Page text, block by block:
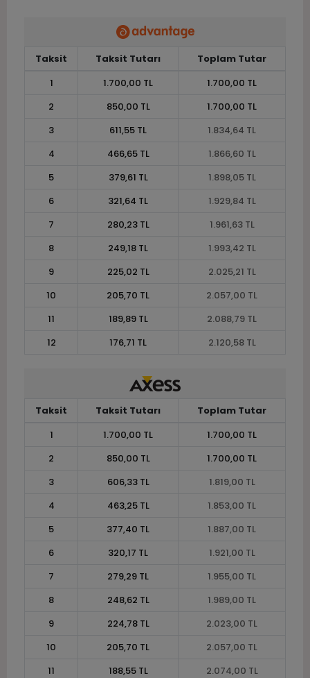
Taksit Taksit Tutarı
Toplam Tutar
1
1.700,00 TL
1.700,00 TL
2
850,00 TL
1.700,00 TL
3
611,55 TL
1.834,64 TL
4
466,65 TL
1.866,60 TL
5
379,61 TL
1.898,05 TL
6
321,64 TL
1.929,84 TL
7
280,23 TL
1.961,63 TL
8
249,18 TL
1.993,42 TL
9
225,02 TL
2.025,21 TL
10
205,70 TL
2.057,00 TL
11
189,89 TL
2.088,79 TL
12
176,71 TL 2.120,58 TL
Taksit Taksit Tutarı
Toplam Tutar
1
1.700,00 TL
1.700,00 TL
2
850,00 TL
1.700,00 TL
3
606,33 TL
1.819,00 TL
4
463,25 TL
1.853,00 TL
5
377,40 TL
1.887,00 TL
6
320,17 TL
1.921,00 TL
7
279,29 TL
1.955,00 TL
8
248,62 TL
1.989,00 TL
9
224,78 TL
2.023,00 TL
10
205,70 TL
2.057,00 TL
11
188,55 TL
2.074,00 TL